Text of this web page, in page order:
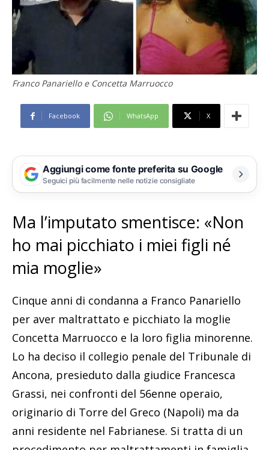
Franco Panariello e Concetta Marruocco
Facebook WhatsApp X
Aggiungi come fonte preferita su Google
Seguici più facilmente nelle notizie consigliate
Ma l’imputato smentisce: «Non
ho mai picchiato i miei figli né
mia moglie»
Cinque anni di condanna a Franco Panariello
per aver maltrattato e picchiato la moglie
Concetta Marruocco e la loro figlia minorenne.
Lo ha deciso il collegio penale del Tribunale di
Ancona, presieduto dalla giudice Francesca
Grassi, nei confronti del 56enne operaio,
originario di Torre del Greco (Napoli) ma da
anni residente nel Fabrianese. Si tratta di un